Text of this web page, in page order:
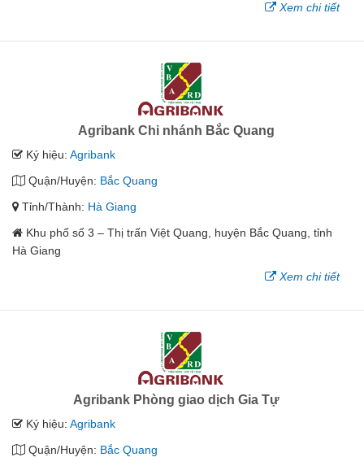
Xem chi tiết
Agribank Chi nhánh Bắc Quang
Ký hiệu: Agribank
Quận/Huyện: Bắc Quang
Tỉnh/Thành: Hà Giang
Khu phố số 3 – Thị trấn Việt Quang, huyện Bắc Quang, tỉnh
Hà Giang
Xem chi tiết
Agribank Phòng giao dịch Gia Tự
Ký hiệu: Agribank
Quận/Huyện: Bắc Quang